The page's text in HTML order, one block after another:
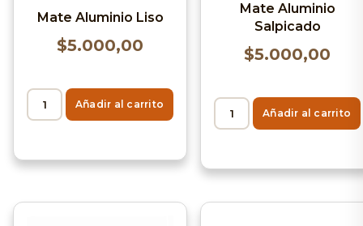
Mate Aluminio Liso
$5.000,00
Añadir al carrito
Mate Aluminio
Salpicado
$5.000,00
Añadir al carrito